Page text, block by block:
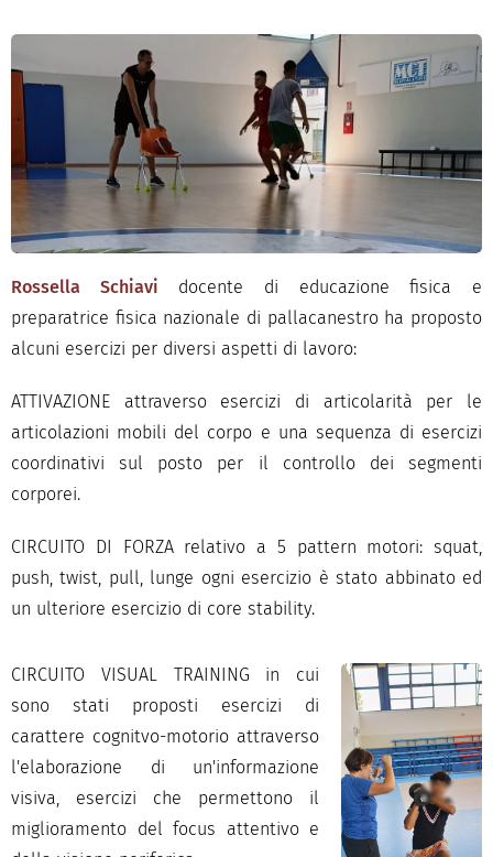
Rossella Schiavi docente di educazione fisica e
preparatrice fisica nazionale di pallacanestro ha proposto
alcuni esercizi per diversi aspetti di lavoro:
ATTIVAZIONE attraverso esercizi di articolarità per le
articolazioni mobili del corpo e una sequenza di esercizi
coordinativi sul posto per il controllo dei segmenti
corporei.
CIRCUITO DI FORZA relativo a 5 pattern motori: squat,
push, twist, pull, lunge ogni esercizio è stato abbinato ed
un ulteriore esercizio di core stability.
CIRCUITO VISUAL TRAINING in cui
sono stati proposti esercizi di
carattere cognitvo-motorio attraverso
l'elaborazione di un'informazione
visiva, esercizi che permettono il
miglioramento del focus attentivo e